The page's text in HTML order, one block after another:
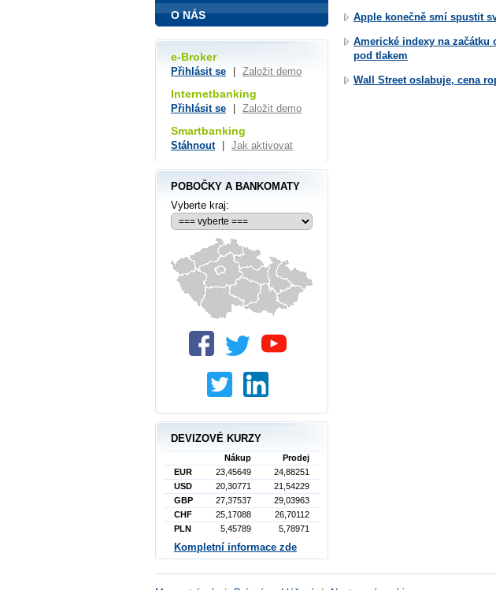
Apple konečně smí spustit
Americké indexy na začátku
pod tlakem
Wall Street oslabuje, cena
O NÁS
e-Broker
Přihlásit se Založit demo
Internetbanking
Přihlásit se Založit demo
Smartbanking
Stáhnout Jak aktivovat
POBOČKY A BANKOMATY
Vyberte kraj:
DEVIZOVÉ KURZY
Nákup
Prodej
EUR
23,45649
24,88251
USD
20,30771
21,54229
GBP
27,37537
29,03963
CHF
25,17088
26,70112
PLN
5,45789 5,78971
Kompletní informace zde